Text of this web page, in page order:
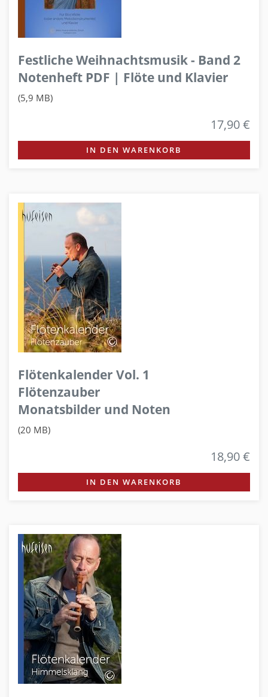
Festliche Weihnachtsmusik - Band 2
Notenheft PDF | Flöte und Klavier
(5,9 MB)
17,90 €
IN DEN WARENKORB
Flötenkalender Vol. 1
Flötenzauber
Monatsbilder und Noten
(20 MB)
18,90 €
IN DEN WARENKORB